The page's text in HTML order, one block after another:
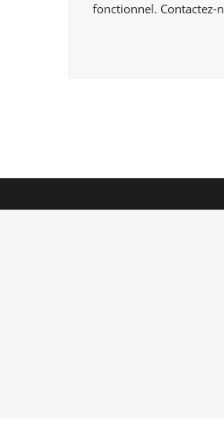
fonctionnel. Contactez-